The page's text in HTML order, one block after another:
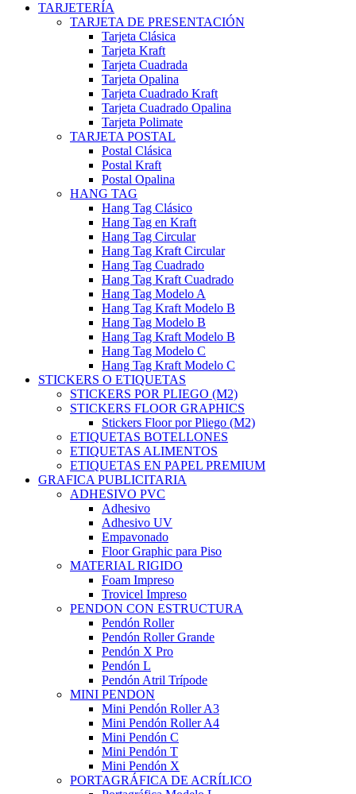
TARJETERÍA
TARJETA DE PRESENTACIÓN
Tarjeta Clásica
Tarjeta Kraft
Tarjeta Cuadrada
Tarjeta Opalina
Tarjeta Cuadrado Kraft
Tarjeta Cuadrado Opalina
Tarjeta Polimate
TARJETA POSTAL
Postal Clásica
Postal Kraft
Postal Opalina
HANG TAG
Hang Tag Clásico
Hang Tag en Kraft
Hang Tag Circular
Hang Tag Kraft Circular
Hang Tag Cuadrado
Hang Tag Kraft Cuadrado
Hang Tag Modelo A
Hang Tag Kraft Modelo B
Hang Tag Modelo B
Hang Tag Kraft Modelo B
Hang Tag Modelo C
Hang Tag Kraft Modelo C
STICKERS O ETIQUETAS
STICKERS POR PLIEGO (M2)
STICKERS FLOOR GRAPHICS
Stickers Floor por Pliego (M2)
ETIQUETAS BOTELLONES
ETIQUETAS ALIMENTOS
ETIQUETAS EN PAPEL PREMIUM
GRAFICA PUBLICITARIA
ADHESIVO PVC
Adhesivo
Adhesivo UV
Empavonado
Floor Graphic para Piso
MATERIAL RIGIDO
Foam Impreso
Trovicel Impreso
PENDON CON ESTRUCTURA
Pendón Roller
Pendón Roller Grande
Pendón X Pro
Pendón L
Pendón Atril Trípode
MINI PENDON
Mini Pendón Roller A3
Mini Pendón Roller A4
Mini Pendón C
Mini Pendón T
Mini Pendón X
PORTAGRÁFICA DE ACRÍLICO